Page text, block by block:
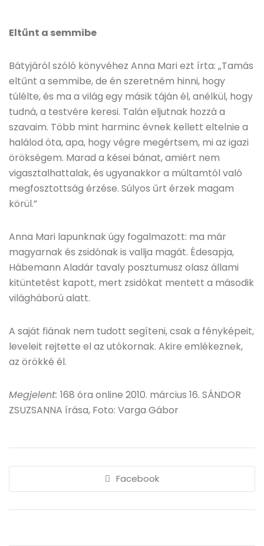
Eltűnt a semmibe
Bátyjáról szóló könyvéhez Anna Mari ezt írta: „Tamás
eltűnt a semmibe, de én szeretném hinni, hogy
túlélte, és ma a világ egy másik táján él, anélkül, hogy
tudná, a testvére keresi. Talán eljutnak hozzá a
szavaim. Több mint harminc évnek kellett eltelnie a
halálod óta, apa, hogy végre megértsem, mi az igazi
örökségem. Marad a kései bánat, amiért nem
vigasztalhattalak, és ugyanakkor a múltamtól való
megfosztottság érzése. Súlyos űrt érzek magam
körül.”
Anna Mari lapunknak úgy fogalmazott: ma már
magyarnak és zsidónak is vallja magát. Édesapja,
Hábemann Aladár tavaly posztumusz olasz állami
kitüntetést kapott, mert zsidókat mentett a második
világháború alatt.
A saját fiának nem tudott segíteni, csak a fényképeit,
leveleit rejtette el az utókornak. Akire emlékeznek,
az örökké él.
Megjelent: 168 óra online 2010. március 16. SÁNDOR
ZSUZSANNA írása, Foto: Varga Gábor
Facebook